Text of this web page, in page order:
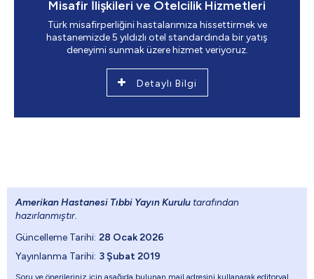
Misafir İlişkileri ve Otelcilik Hizmetleri
Türk misafirperliğini hastalarımıza hissettirmek ve
hastanemizde 5 yıldızlı otel standardında bir yatış
deneyimi sunmak üzere hizmet veriyoruz.
Detaylı Bilgi
Amerikan Hastanesi Tıbbi Yayın Kurulu tarafından
hazırlanmıştır.
Güncelleme Tarihi: 28 Ocak 2026
Yayınlanma Tarihi: 3 Şubat 2019
Soru ve önerileriniz için aşağıda bulunan mail adresini kullanarak editoryal